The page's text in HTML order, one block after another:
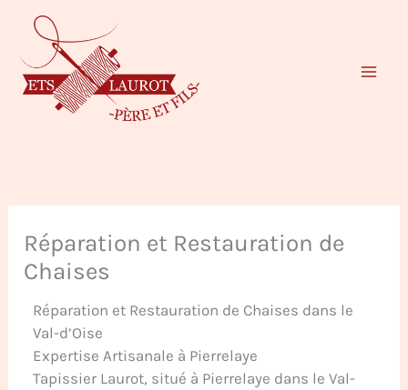
contenu
Réparation et Restauration de
Chaises
Réparation et Restauration de Chaises dans le
Val-d’Oise
Expertise Artisanale à Pierrelaye
Tapissier Laurot, situé à Pierrelaye dans le Val-